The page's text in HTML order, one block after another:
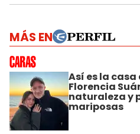
MÁS EN
Así es la
Florencia
naturaleza y
mariposas